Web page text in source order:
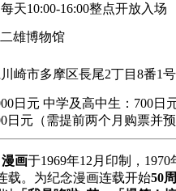
天10:00-16:00整点开放入场
雄博物馆
崎市多摩区長尾2丁目8番1号
日元 中学及高中生：700日
日元（需提前两个月购票并
漫画于1969年12月印制，
载。为纪念漫画连载开始50